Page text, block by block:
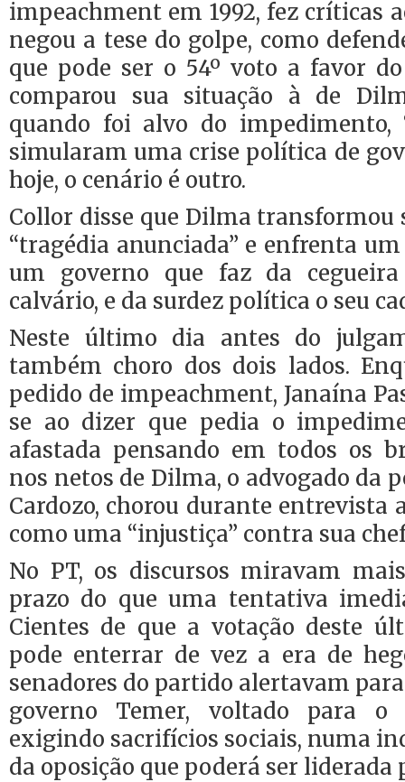
impeachment em 1992, fez críticas
negou a tese do golpe, como
que pode ser o 54º voto a favor
comparou sua situação à de
quando foi alvo do impedimento,
simularam uma crise política de
hoje, o cenário é outro.
Collor disse que Dilma transformou
“tragédia anunciada” e enfrenta
um governo que faz da
calvário, e da surdez política o seu
Neste último dia antes do
também choro dos dois lados.
pedido de impeachment, Janaína
se ao dizer que pedia o
afastada pensando em todos os
nos netos de Dilma, o advogado da
Cardozo, chorou durante entrevista
como uma “injustiça” contra sua
No PT, os discursos miravam
prazo do que uma tentativa
Cientes de que a votação deste
pode enterrar de vez a era de
senadores do partido alertavam
governo Temer, voltado para
exigindo sacrifícios sociais, numa
da oposição que poderá ser liderada